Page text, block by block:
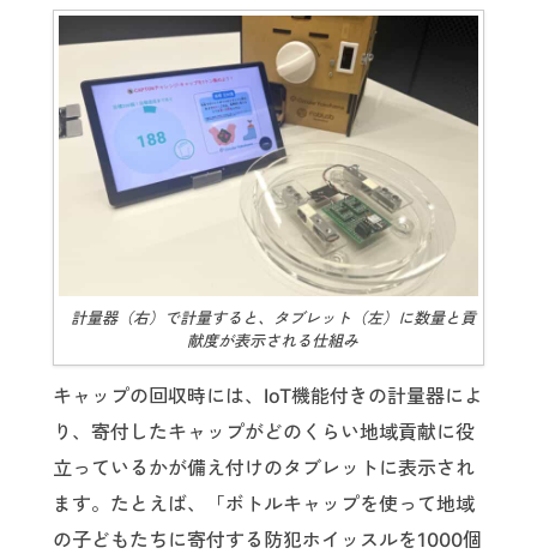
計量器（右）で計量すると、タブレット（左）に数量と貢
献度が表示される仕組み
キャップの回収時には、IoT機能付きの計量器によ
り、寄付したキャップがどのくらい地域貢献に役
立っているかが備え付けのタブレットに表示され
ます。たとえば、「ボトルキャップを使って地域
の子どもたちに寄付する防犯ホイッスルを1000個